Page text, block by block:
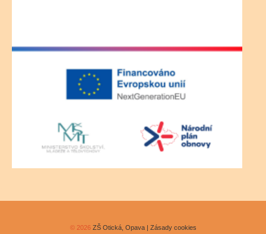
© 2026ZŠ Otická, Opava | Zásady cookies